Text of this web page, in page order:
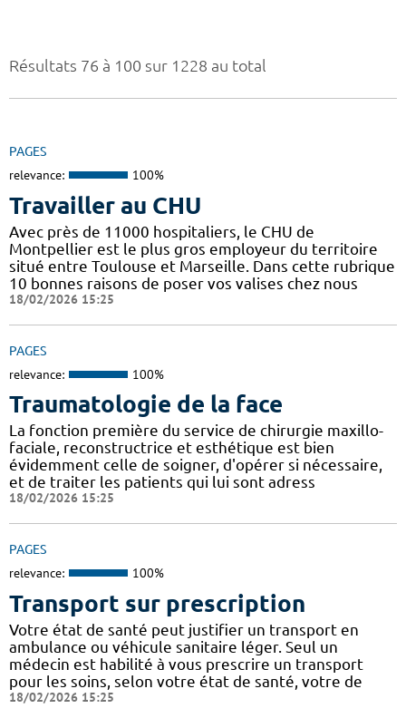
Résultats 76 à 100 sur 1228 au total
PAGES
relevance: 100%
Travailler au CHU
Avec près de 11000 hospitaliers, le CHU de
Montpellier est le plus gros employeur du territoire
situé entre Toulouse et Marseille. Dans cette rubrique
10 bonnes raisons de poser vos valises chez nous
18/02/2026 15:25
PAGES
relevance: 100%
Traumatologie de la face
La fonction première du service de chirurgie maxillo-
faciale, reconstructrice et esthétique est bien
évidemment celle de soigner, d'opérer si nécessaire,
et de traiter les patients qui lui sont adress
18/02/2026 15:25
PAGES
relevance: 100%
Transport sur prescription
Votre état de santé peut justifier un transport en
ambulance ou véhicule sanitaire léger. Seul un
médecin est habilité à vous prescrire un transport
pour les soins, selon votre état de santé, votre de
18/02/2026 15:25